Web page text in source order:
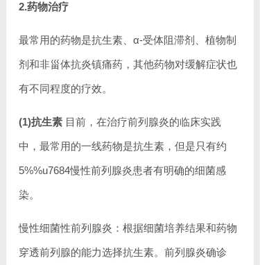
2.药物治疗
最常用的药物是抗生素、α-受体阻滞剂、植物制
剂和非甾体抗炎镇痛药，其他药物对缓解症状也
有不同程度的疗效。
(1)抗生素 目前，在治疗前列腺炎的临床实践
中，最常用的一线药物是抗生素，但是只有约
5%%u7684慢性前列腺炎患者有明确的细菌感
染。
慢性细菌性前列腺炎：根据细菌培养结果和药物
穿透前列腺的能力选择抗生素。前列腺炎确诊